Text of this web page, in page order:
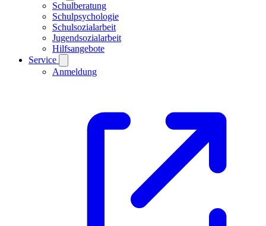
Schulberatung
Schulpsychologie
Schulsozialarbeit
Jugendsozialarbeit
Hilfsangebote
Service
Anmeldung